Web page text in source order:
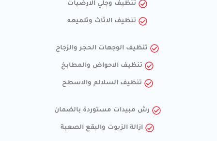
تنظيف وجلي الارضيات
تنظيف الاثاث وتلميعه
تنظيف الوجهات الحجر والزجاج
تنظيف الاحواض والمطابخ
تنظيف السلالم والاسطح
رش مبيدات مستوردة بالضمان
ازالة الزيوت والبقع الصعبة